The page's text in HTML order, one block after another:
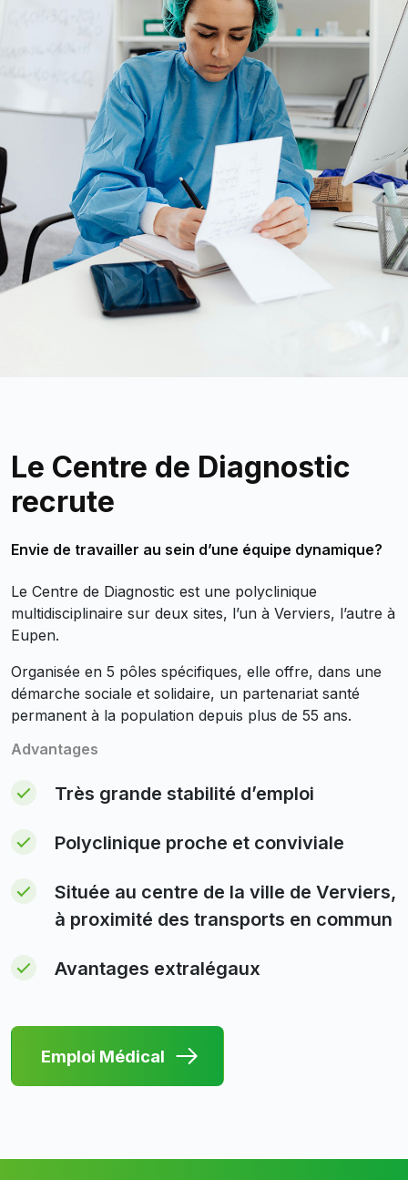
Le Centre de Diagnostic
recrute
Envie de travailler au sein d’une équipe dynamique?
Le Centre de Diagnostic est une polyclinique
multidisciplinaire sur deux sites, l’un à Verviers, l’autre à
Eupen.
Organisée en 5 pôles spécifiques, elle offre, dans une
démarche sociale et solidaire, un partenariat santé
permanent à la population depuis plus de 55 ans.
Advantages
Très grande stabilité d’emploi
Polyclinique proche et conviviale
Située au centre de la ville de Verviers,
à proximité des transports en commun
Avantages extralégaux
Emploi Médical